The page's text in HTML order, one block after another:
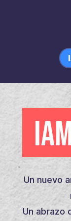
Un nuevo
Un abrazo